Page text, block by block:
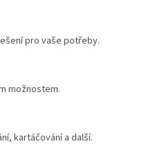
pro vaše potřeby.
možnostem.
kartáčování a další.